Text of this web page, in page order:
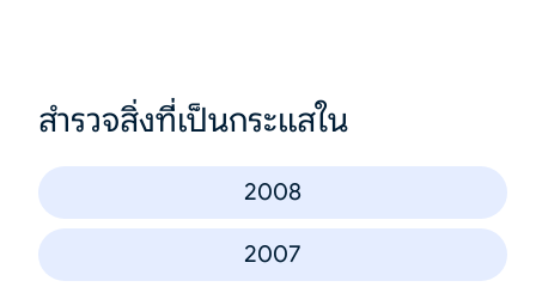
สำรวจสิ่งที่เป็นกระแสใน
2008
2007